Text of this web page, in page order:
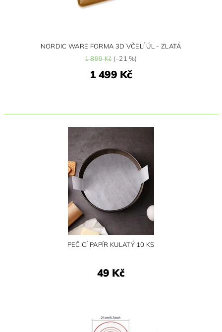
NORDIC WARE FORMA 3D VČELÍ ÚL - ZLATÁ
1 899 Kč(–21 %)
1 499 Kč
PEČICÍ PAPÍR KULATÝ 10 KS
49 Kč